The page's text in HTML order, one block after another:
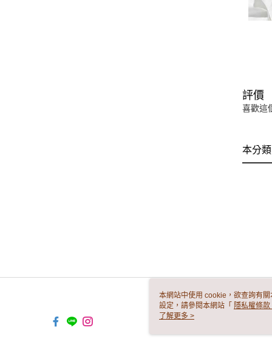
評價
喜歡這
本分
本網站中使用 cookie，欲查詢有
設定，請參閱本網站「 隱私權條款
使用 cookie。
了解更多 >